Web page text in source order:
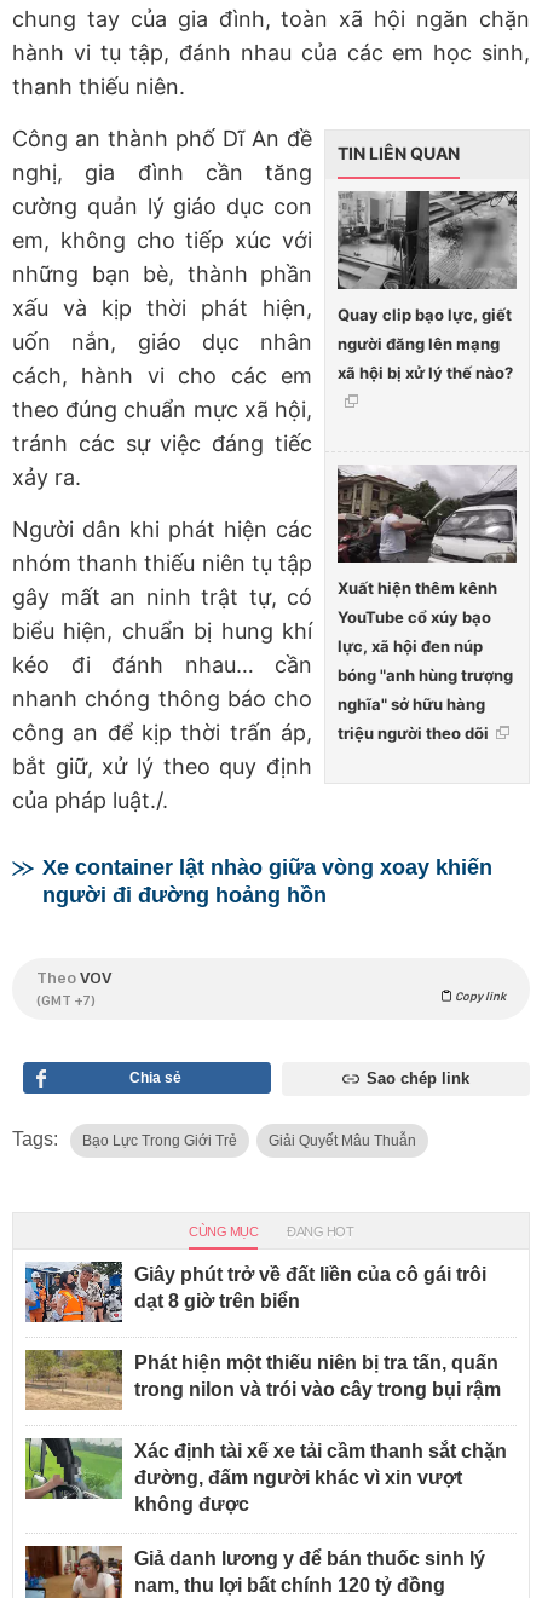
chung tay của gia đình, toàn xã hội ngăn chặn
hành vi tụ tập, đánh nhau của các em học sinh,
thanh thiếu niên.
TIN LIÊN QUAN
Quay clip bạo lực, giết
người đăng lên mạng
xã hội bị xử lý thế nào?
Xuất hiện thêm kênh
YouTube cổ xúy bạo
lực, xã hội đen núp
bóng "anh hùng trượng
nghĩa" sở hữu hàng
triệu người theo dõi
Công an thành phố Dĩ An đề
nghị, gia đình cần tăng
cường quản lý giáo dục con
em, không cho tiếp xúc với
những bạn bè, thành phần
xấu và kịp thời phát hiện,
uốn nắn, giáo dục nhân
cách, hành vi cho các em
theo đúng chuẩn mực xã hội,
tránh các sự việc đáng tiếc
xảy ra.
Người dân khi phát hiện các
nhóm thanh thiếu niên tụ tập
gây mất an ninh trật tự, có
biểu hiện, chuẩn bị hung khí
kéo đi đánh nhau… cần
nhanh chóng thông báo cho
công an để kịp thời trấn áp,
bắt giữ, xử lý theo quy định
của pháp luật./.
Xe container lật nhào giữa vòng xoay khiến
người đi đường hoảng hồn
TheoVOV
(GMT +7) Copy link
Chia sẻ Sao chép link
Tags: Bạo Lực Trong Giới Trẻ Giải Quyết Mâu Thuẫn
CÙNG MỤC ĐANG HOT
Giây phút trở về đất liền của cô gái trôi
dạt 8 giờ trên biển
Phát hiện một thiếu niên bị tra tấn, quấn
trong nilon và trói vào cây trong bụi rậm
Xác định tài xế xe tải cầm thanh sắt chặn
đường, đấm người khác vì xin vượt
không được
Giả danh lương y để bán thuốc sinh lý
nam, thu lợi bất chính 120 tỷ đồng